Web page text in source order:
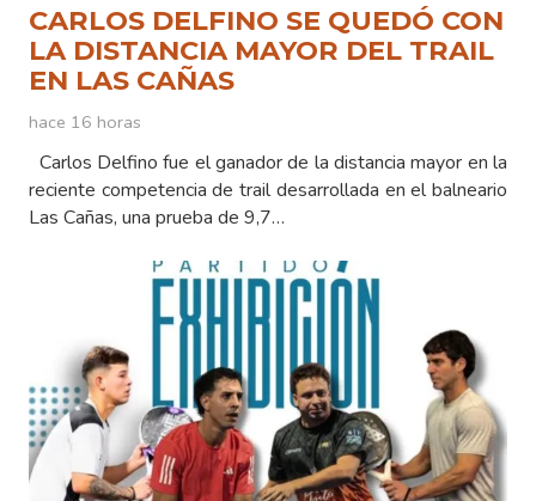
CARLOS DELFINO SE QUEDÓ CON
LA DISTANCIA MAYOR DEL TRAIL
EN LAS CAÑAS
hace 16 horas
Carlos Delfino fue el ganador de la distancia mayor en la
reciente competencia de trail desarrollada en el balneario
Las Cañas, una prueba de 9,7…